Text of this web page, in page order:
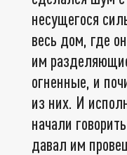
несущегося
весь дом, где
им
огненные, и
из них. И
начали
давал им